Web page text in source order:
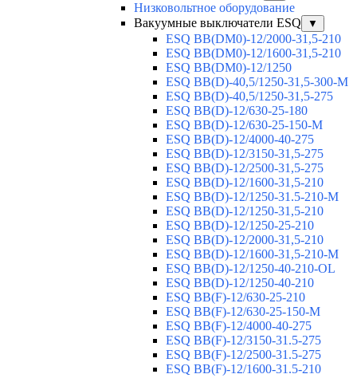
Низковольтное оборудование
Вакуумные выключатели ESQ
▼
ESQ ВВ(DM0)-12/2000-31,5-210
ESQ ВВ(DM0)-12/1600-31,5-210
ESQ ВВ(DM0)-12/1250
ESQ ВВ(D)-40,5/1250-31,5-300-М
ESQ ВВ(D)-40,5/1250-31,5-275
ESQ ВВ(D)-12/630-25-180
ESQ ВВ(D)-12/630-25-150-М
ESQ ВВ(D)-12/4000-40-275
ESQ ВВ(D)-12/3150-31,5-275
ESQ ВВ(D)-12/2500-31,5-275
ESQ ВВ(D)-12/1600-31,5-210
ESQ ВВ(D)-12/1250-31.5-210-М
ESQ ВВ(D)-12/1250-31,5-210
ESQ ВВ(D)-12/1250-25-210
ESQ BB(D)-12/2000-31,5-210
ESQ BB(D)-12/1600-31,5-210-М
ESQ BB(D)-12/1250-40-210-OL
ESQ BB(D)-12/1250-40-210
ESQ ВВ(F)-12/630-25-210
ESQ ВВ(F)-12/630-25-150-М
ESQ ВВ(F)-12/4000-40-275
ESQ ВВ(F)-12/3150-31.5-275
ESQ ВВ(F)-12/2500-31.5-275
ESQ ВВ(F)-12/1600-31.5-210